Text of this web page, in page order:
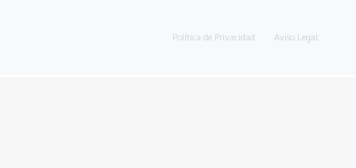
Política de Privacidad Aviso Legal